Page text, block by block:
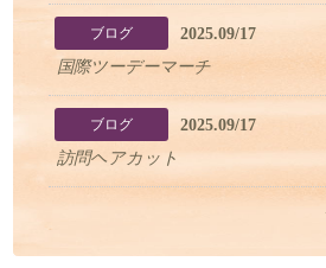
ブログ
2025.09/17
国際ツーデーマーチ
ブログ
2025.09/17
訪問ヘアカット